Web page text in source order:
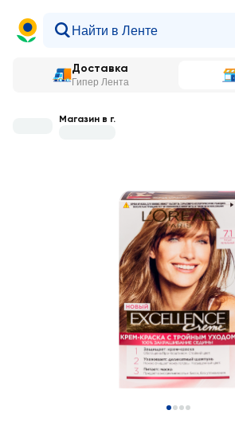
Доставка
Гипер Лента
Магазин в г.